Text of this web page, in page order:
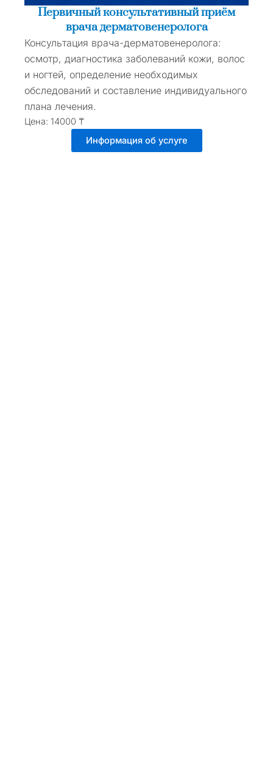
Первичный консультативный приём
врача дерматовенеролога
Консультация врача-дерматовенеролога:
осмотр, диагностика заболеваний кожи, волос
и ногтей, определение необходимых
обследований и составление индивидуального
плана лечения.
Цена: 14000 ₸
Информация об услуге